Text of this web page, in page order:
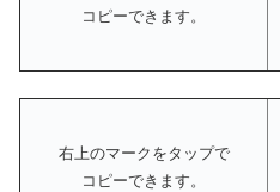
コピーできます。
右上のマークをタップで
コピーできます。